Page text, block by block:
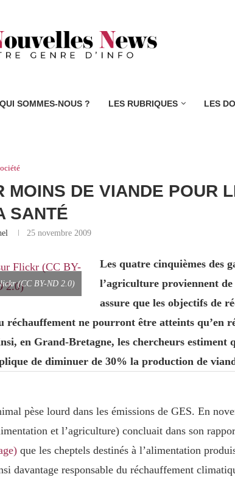
QUI SOMMES-NOUS ? LES RUBRIQUES LES
MOINS DE VIANDE POUR
SANTÉ
25 novembre 2009
(CC BY-ND 2.0)
Les quatre cinquièmes des
l’agriculture proviennent de
assure que les objectifs de
réchauffement ne pourront être atteints qu’en
en Grand-Bretagne, les chercheurs estiment
de diminuer de 30% la production de
pèse lourd dans les émissions de GES. En
et l’agriculture) concluait dans son
que les cheptels destinés à l’alimentation
davantage responsable du réchauffement